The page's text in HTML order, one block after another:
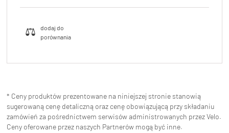
* Ceny produktów prezentowane na niniejszej stronie stanowią
sugerowaną cenę detaliczną oraz cenę obowiązującą przy składaniu
zamówień za pośrednictwem serwisów administrowanych przez Velo.
Ceny oferowane przez naszych Partnerów mogą być inne.